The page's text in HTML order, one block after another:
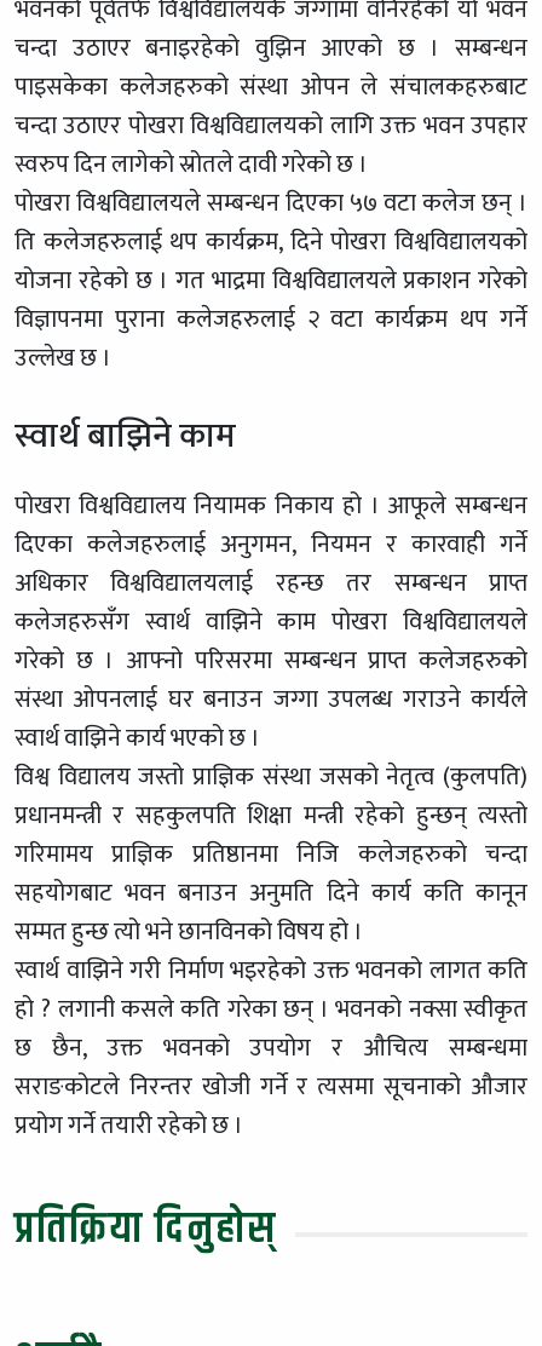
भवनको पूर्वतर्फ विश्वविद्यालयकै जग्गामा वनिरहेको यो भवन
चन्दा उठाएर बनाइरहेको वुझिन आएको छ । सम्बन्धन
पाइसकेका कलेजहरुको संस्था ओपन ले संचालकहरुबाट
चन्दा उठाएर पोखरा विश्वविद्यालयको लागि उक्त भवन उपहार
स्वरुप दिन लागेको स्रोतले दावी गरेको छ ।
पोखरा विश्वविद्यालयले सम्बन्धन दिएका ५७ वटा कलेज छन् ।
ति कलेजहरुलाई थप कार्यक्रम, दिने पोखरा विश्वविद्यालयको
योजना रहेको छ । गत भाद्रमा विश्वविद्यालयले प्रकाशन गरेको
विज्ञापनमा पुराना कलेजहरुलाई २ वटा कार्यक्रम थप गर्ने
उल्लेख छ ।
स्वार्थ बाझिने काम
पोखरा विश्वविद्यालय नियामक निकाय हो । आफूले सम्बन्धन
दिएका कलेजहरुलाई अनुगमन, नियमन र कारवाही गर्ने
अधिकार विश्वविद्यालयलाई रहन्छ तर सम्बन्धन प्राप्त
कलेजहरुसँग स्वार्थ वाझिने काम पोखरा विश्वविद्यालयले
गरेको छ । आफ्नो परिसरमा सम्बन्धन प्राप्त कलेजहरुको
संस्था ओपनलाई घर बनाउन जग्गा उपलब्ध गराउने कार्यले
स्वार्थ वाझिने कार्य भएको छ ।
विश्व विद्यालय जस्तो प्राज्ञिक संस्था जसको नेतृत्व (कुलपति)
प्रधानमन्त्री र सहकुलपति शिक्षा मन्त्री रहेको हुन्छन् त्यस्तो
गरिमामय प्राज्ञिक प्रतिष्ठानमा निजि कलेजहरुको चन्दा
सहयोगबाट भवन बनाउन अनुमति दिने कार्य कति कानून
सम्मत हुन्छ त्यो भने छानविनको विषय हो ।
स्वार्थ वाझिने गरी निर्माण भइरहेको उक्त भवनको लागत कति
हो ? लगानी कसले कति गरेका छन् । भवनको नक्सा स्वीकृत
छ छैन, उक्त भवनको उपयोग र औचित्य सम्बन्धमा
सराङकोटले निरन्तर खोजी गर्ने र त्यसमा सूचनाको औजार
प्रयोग गर्ने तयारी रहेको छ ।
प्रतिक्रिया दिनुहोस्